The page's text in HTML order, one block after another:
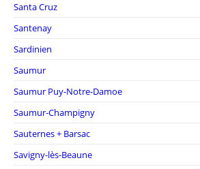
Santa Cruz
Santenay
Sardinien
Saumur
Saumur Puy-Notre-Damoe
Saumur-Champigny
Sauternes + Barsac
Savigny-lès-Beaune